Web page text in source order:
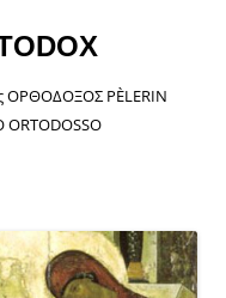
ΟΡΘΟΔΟΞΟΣ PÈLERIN
ORTODOSSO